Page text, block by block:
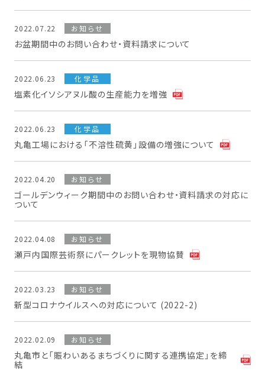
2022.07.22 お知らせ
お盆期間中のお問い合わせ・資料請求について
2022.06.23 化学品
塩素化イソシアヌル酸の生産能力を増強
2022.06.23 化学品
丸亀工場における「不溶性硫黄」設備の増強について
2022.04.20 お知らせ
ゴールデンウィーク期間中のお問い合わせ・資料請求の対応に
ついて
2022.04.08 お知らせ
瀬戸内国際芸術祭にパークレットを現物協賛
2022.03.23 お知らせ
新型コロナウイルスへの対応について (2022-2)
2022.02.09 お知らせ
丸亀市と「賑わいあるまちづくりに関する連携協定」を締
結